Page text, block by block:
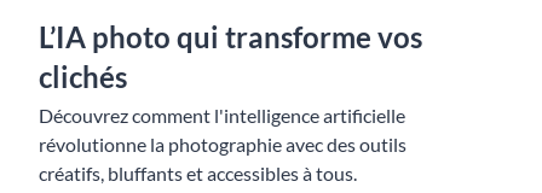
L’IA photo qui transforme vos
clichés
Découvrez comment l'intelligence artificielle
révolutionne la photographie avec des outils
créatifs, bluffants et accessibles à tous.